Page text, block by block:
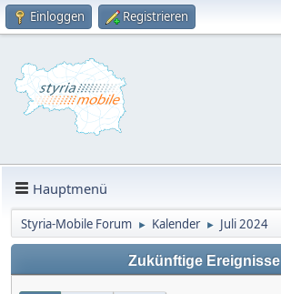
Einloggen Registrieren
Hauptmenü
Styria-Mobile Forum ► Kalender ► Juli 2024
Zukünftige Ereignisse